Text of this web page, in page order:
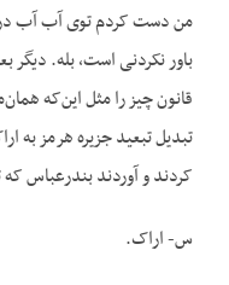
من دست کردم توی آب آب
باور نکردنی است، بله.
قانون چیز را مثل این‌که
تبدیل تبعید جزیره هرمز به
کردند و آوردند بندرعباس
س- اراک.